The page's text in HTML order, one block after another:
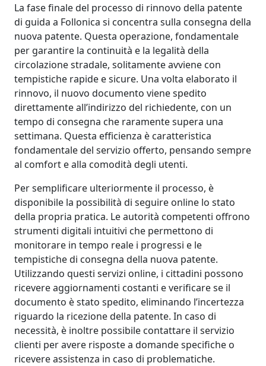
La fase finale del processo di rinnovo della patente
di guida a Follonica si concentra sulla consegna della
nuova patente. Questa operazione, fondamentale
per garantire la continuità e la legalità della
circolazione stradale, solitamente avviene con
tempistiche rapide e sicure. Una volta elaborato il
rinnovo, il nuovo documento viene spedito
direttamente all’indirizzo del richiedente, con un
tempo di consegna che raramente supera una
settimana. Questa efficienza è caratteristica
fondamentale del servizio offerto, pensando sempre
al comfort e alla comodità degli utenti.
Per semplificare ulteriormente il processo, è
disponibile la possibilità di seguire online lo stato
della propria pratica. Le autorità competenti offrono
strumenti digitali intuitivi che permettono di
monitorare in tempo reale i progressi e le
tempistiche di consegna della nuova patente.
Utilizzando questi servizi online, i cittadini possono
ricevere aggiornamenti costanti e verificare se il
documento è stato spedito, eliminando l’incertezza
riguardo la ricezione della patente. In caso di
necessità, è inoltre possibile contattare il servizio
clienti per avere risposte a domande specifiche o
ricevere assistenza in caso di problematiche.